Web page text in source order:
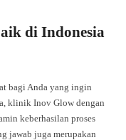
di Indonesia
bagi Anda yang ingin
klinik Inov Glow dengan
keberhasilan proses
jawab juga merupakan